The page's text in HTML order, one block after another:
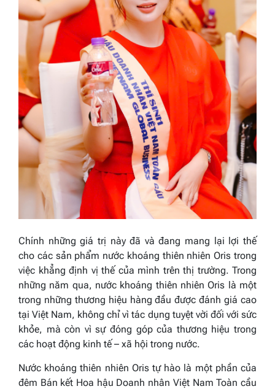
Chính những giá trị này đã và đang mang lại lợi thế
cho các sản phẩm nước khoáng thiên nhiên Oris trong
việc khẳng định vị thế của mình trên thị trường. Trong
những năm qua, nước khoáng thiên nhiên Oris là một
trong những thương hiệu hàng đầu được đánh giá cao
tại Việt Nam, không chỉ vì tác dụng tuyệt vời đối với sức
khỏe, mà còn vì sự đóng góp của thương hiệu trong
các hoạt động kinh tế – xã hội trong nước.
Nước khoáng thiên nhiên Oris tự hào là một phần của
đêm Bán kết Hoa hậu Doanh nhân Việt Nam Toàn cầu